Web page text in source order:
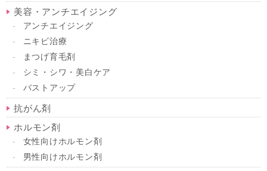
美容・アンチエイジング
アンチエイジング
ニキビ治療
まつげ育毛剤
シミ・シワ・美白ケア
バストアップ
抗がん剤
ホルモン剤
女性向けホルモン剤
男性向けホルモン剤